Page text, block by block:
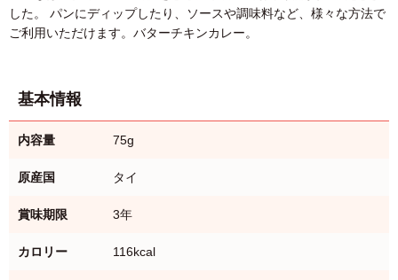
した。 パンにディップしたり、ソースや調味料など、様々な方法で
ご利用いただけます。バターチキンカレー。
基本情報
内容量 75g
原産国 タイ
賞味期限 3年
カロリー 116kcal